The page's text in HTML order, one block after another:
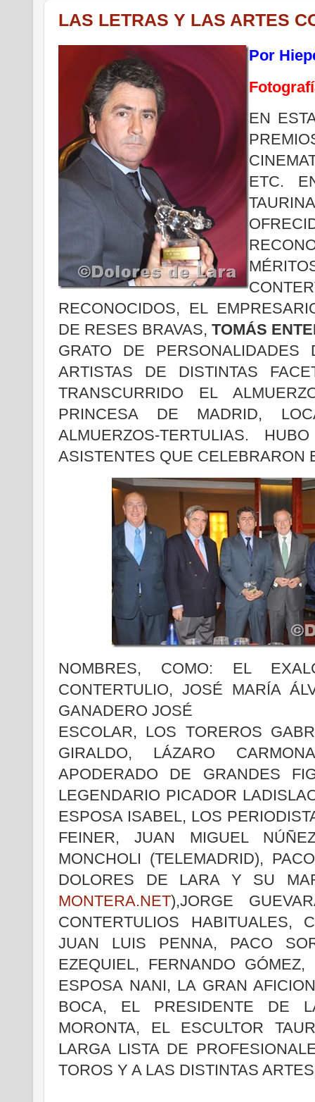
LAS LETRAS Y LAS ARTES
Por
EN
ETC.
RECONOCIDOS, EL
DE RESES BRAVAS,TOMÁS
GRATO DE
ARTISTAS DE DISTINTAS
TRANSCURRIDO EL
PRINCESA DE MADRID,
ALMUERZOS-TERTULIAS.
ASISTENTES QUE CELEBRARON
NOMBRES, COMO: EL
CONTERTULIO, JOSÉ MARÍA
GANADERO JOSÉ
ESCOLAR, LOS TOREROS
GIRALDO, LÁZARO
APODERADO DE GRANDES
LEGENDARIO PICADOR
ESPOSA ISABEL, LOS
FEINER, JUAN MIGUEL
MONCHOLI (TELEMADRID),
DOLORES DE LARA Y SU
MONTERA.NET),JORGE
CONTERTULIOS HABITUALES,
JUAN LUIS PENNA, PACO
EZEQUIEL, FERNANDO
ESPOSA NANI, LA GRAN
BOCA, EL PRESIDENTE DE
MORONTA, EL ESCULTOR
LARGA LISTA DE
TOROS Y A LAS DISTINTAS